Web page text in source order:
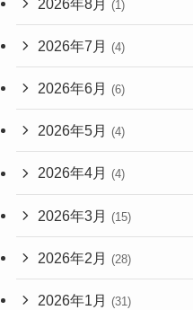
2026年8月 (1)
2026年7月 (4)
2026年6月 (6)
2026年5月 (4)
2026年4月 (4)
2026年3月 (15)
2026年2月 (28)
2026年1月 (31)